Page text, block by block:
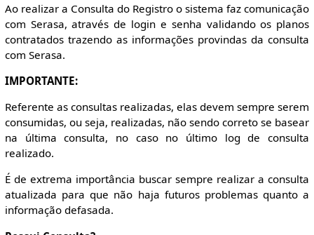
Ao realizar a Consulta do Registro o sistema faz comunicação
com Serasa, através de login e senha validando os planos
contratados trazendo as informações provindas da consulta
com Serasa.
IMPORTANTE:
Referente as consultas realizadas, elas devem sempre serem
consumidas, ou seja, realizadas, não sendo correto se basear
na última consulta, no caso no último log de consulta
realizado.
É de extrema importância buscar sempre realizar a consulta
atualizada para que não haja futuros problemas quanto a
informação defasada.